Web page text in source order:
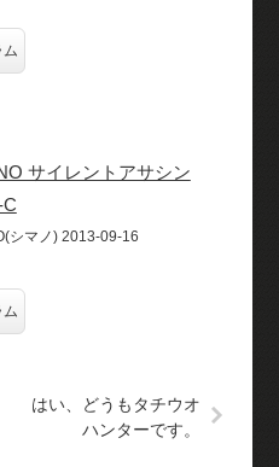
ム
サイレントアサシン
シマノ) 2013-09-16
ム
はい、どうもタチウオ
ハンターです。